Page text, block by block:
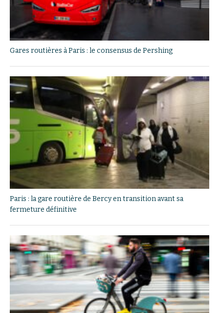
Gares routières à Paris : le consensus de Pershing
Paris : la gare routière de Bercy en transition avant sa
fermeture définitive